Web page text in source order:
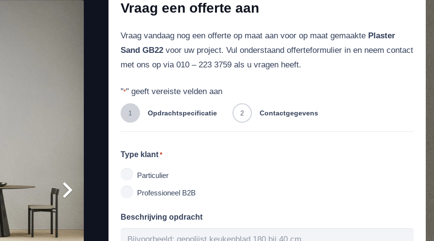
Vraag een offerte aan
Vraag vandaag nog een offerte op maat aan voor op maat gemaakte Plaster
Sand GB22 voor uw project. Vul onderstaand offerteformulier in en neem contact
met ons op via 010 – 223 3759 als u vragen heeft.
"*" geeft vereiste velden aan
1 Opdrachtspecificatie 2 Contactgegevens
Type klant *
Particulier
Professioneel B2B
Beschrijving opdracht